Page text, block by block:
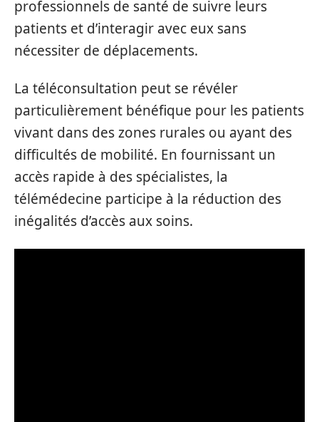
professionnels de santé de suivre leurs
patients et d’interagir avec eux sans
nécessiter de déplacements.
La téléconsultation peut se révéler
particulièrement bénéfique pour les patients
vivant dans des zones rurales ou ayant des
difficultés de mobilité. En fournissant un
accès rapide à des spécialistes, la
télémédecine participe à la réduction des
inégalités d’accès aux soins.